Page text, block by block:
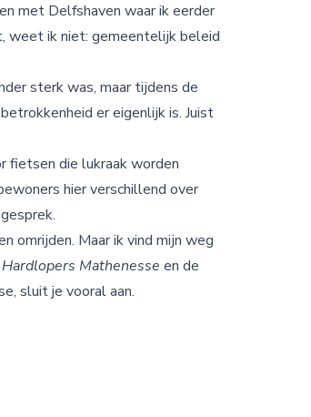
met Delfshaven waar ik eerder
weet ik niet: gemeentelijk beleid
sterk was, maar tijdens de
er eigenlijk is. Juist
fietsen die lukraak worden
hier verschillend over
omrijden. Maar ik vind mijn weg
Hardlopers Mathenesse en de
sluit je vooral aan.